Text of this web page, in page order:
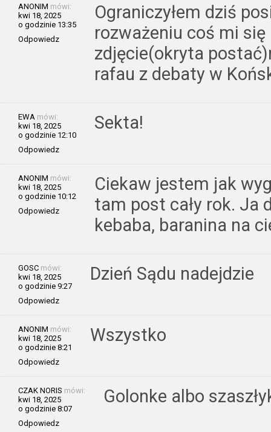
ANONIM mówi:
kwi 18, 2025
o godzinie 13:35
Odpowiedz
Ograniczyłem dziś
rozważeniu coś mi
zdjęcie(okryta
rafau z debaty w
EWA mówi:
kwi 18, 2025
o godzinie 12:10
Odpowiedz
Sekta!
ANONIM mówi:
kwi 18, 2025
o godzinie 10:12
Odpowiedz
Ciekaw jestem jak
tam post cały rok. Ja
kebaba, baranina na
GOSC mówi:
kwi 18, 2025
o godzinie 9:27
Odpowiedz
Dzień Sądu nadejdzie
ANONIM mówi:
kwi 18, 2025
o godzinie 8:21
Odpowiedz
Wszystko
CZAK NORIS mówi:
kwi 18, 2025
o godzinie 8:07
Odpowiedz
Golonke albo